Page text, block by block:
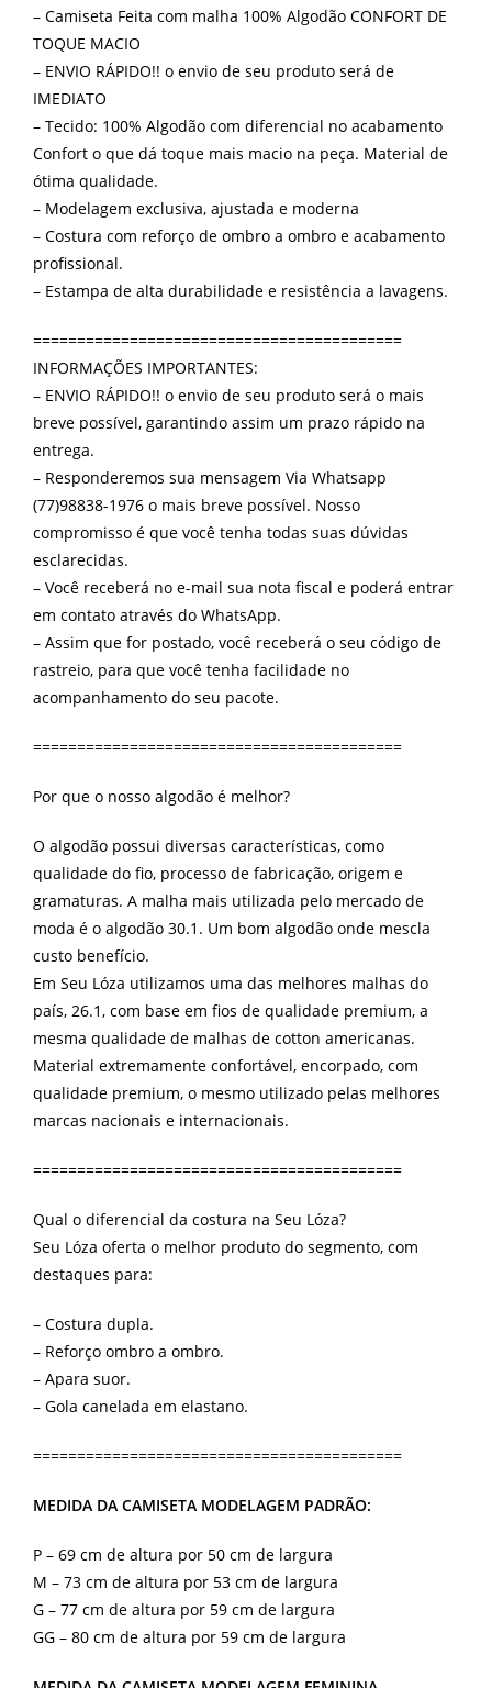
– Camiseta Feita com malha 100% Algodão CONFORT DE
TOQUE MACIO
– ENVIO RÁPIDO!! o envio de seu produto será de
IMEDIATO
– Tecido: 100% Algodão com diferencial no acabamento
Confort o que dá toque mais macio na peça. Material de
ótima qualidade.
– Modelagem exclusiva, ajustada e moderna
– Costura com reforço de ombro a ombro e acabamento
profissional.
– Estampa de alta durabilidade e resistência a lavagens.
==========================================
INFORMAÇÕES IMPORTANTES:
– ENVIO RÁPIDO!! o envio de seu produto será o mais
breve possível, garantindo assim um prazo rápido na
entrega.
– Responderemos sua mensagem Via Whatsapp
(77)98838-1976 o mais breve possível. Nosso
compromisso é que você tenha todas suas dúvidas
esclarecidas.
– Você receberá no e-mail sua nota fiscal e poderá entrar
em contato através do WhatsApp.
– Assim que for postado, você receberá o seu código de
rastreio, para que você tenha facilidade no
acompanhamento do seu pacote.
==========================================
Por que o nosso algodão é melhor?
O algodão possui diversas características, como
qualidade do fio, processo de fabricação, origem e
gramaturas. A malha mais utilizada pelo mercado de
moda é o algodão 30.1. Um bom algodão onde mescla
custo benefício.
Em Seu Lóza utilizamos uma das melhores malhas do
país, 26.1, com base em fios de qualidade premium, a
mesma qualidade de malhas de cotton americanas.
Material extremamente confortável, encorpado, com
qualidade premium, o mesmo utilizado pelas melhores
marcas nacionais e internacionais.
==========================================
Qual o diferencial da costura na Seu Lóza?
Seu Lóza oferta o melhor produto do segmento, com
destaques para:
– Costura dupla.
– Reforço ombro a ombro.
– Apara suor.
– Gola canelada em elastano.
==========================================
MEDIDA DA CAMISETA MODELAGEM PADRÃO:
P – 69 cm de altura por 50 cm de largura
M – 73 cm de altura por 53 cm de largura
G – 77 cm de altura por 59 cm de largura
GG – 80 cm de altura por 59 cm de largura